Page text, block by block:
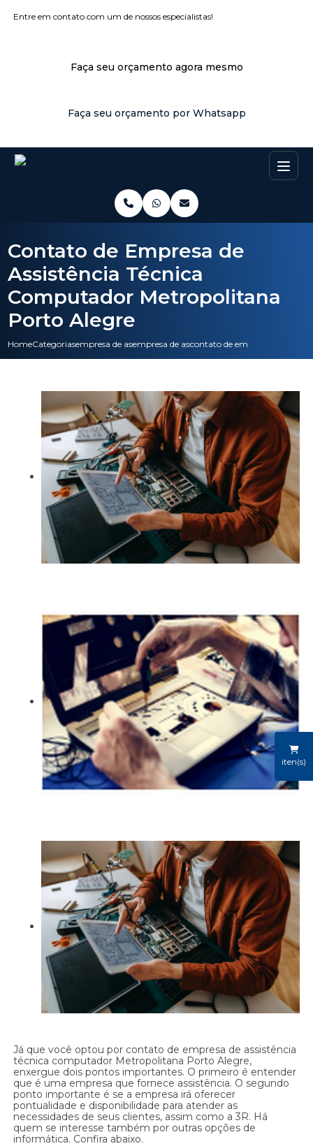
Entre em contato com um de nossos especialistas!
Faça seu orçamento agora mesmo
Faça seu orçamento por Whatsapp
iten(s)
HomeCategoriasempresa de assistencia tecnica
empresa de assistencia tecnica de
contato de empresa de
Contato de Empresa de
Assistência Técnica
Computador Metropolitana
Porto Alegre
Já que você optou por contato de empresa de assistência
técnica computador Metropolitana Porto Alegre,
enxergue dois pontos importantes. O primeiro é entender
que é uma empresa que fornece assistência. O segundo
ponto importante é se a empresa irá oferecer
pontualidade e disponibilidade para atender as
necessidades de seus clientes, assim como a 3R. Há
quem se interesse também por outras opções de
informática. Confira abaixo.